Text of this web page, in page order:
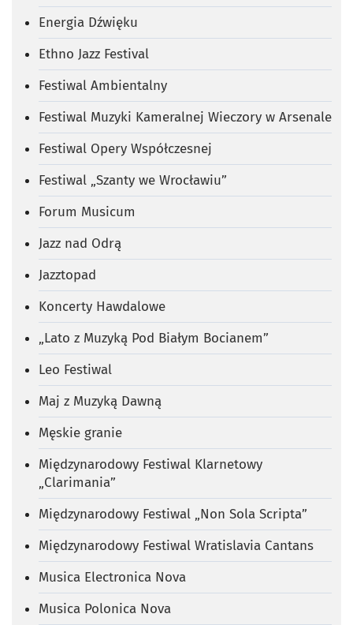
Energia Dźwięku
Ethno Jazz Festival
Festiwal Ambientalny
Festiwal Muzyki Kameralnej Wieczory w Arsenale
Festiwal Opery Współczesnej
Festiwal „Szanty we Wrocławiu”
Forum Musicum
Jazz nad Odrą
Jazztopad
Koncerty Hawdalowe
„Lato z Muzyką Pod Białym Bocianem”
Leo Festiwal
Maj z Muzyką Dawną
Męskie granie
Międzynarodowy Festiwal Klarnetowy
„Clarimania”
Międzynarodowy Festiwal „Non Sola Scripta”
Międzynarodowy Festiwal Wratislavia Cantans
Musica Electronica Nova
Musica Polonica Nova